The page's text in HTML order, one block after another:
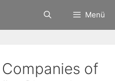
Menü
of